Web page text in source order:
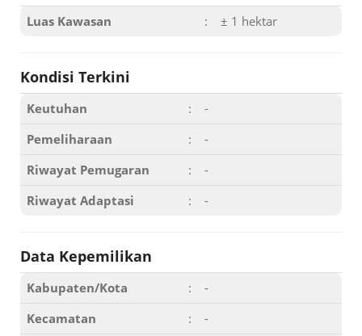
Luas Kawasan : ± 1 hektar
Kondisi Terkini
Keutuhan :
-
Pemeliharaan
:
-
Riwayat Pemugaran
:
-
Riwayat Adaptasi
: -
Data Kepemilikan
Kabupaten/Kota :
-
Kecamatan
:
-